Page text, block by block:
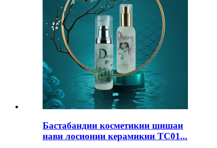
Бастабандии косметикии шишаи
нави лосионии керамикии TC01...